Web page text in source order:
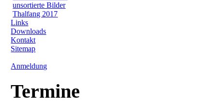
unsortierte Bilder
Thalfang 2017
Links
Downloads
Kontakt
Sitemap
Anmeldung
Termine